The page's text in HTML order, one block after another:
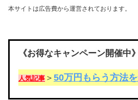
本サイトは広告費から運営されております。
《お得なキャンペーン開催中》
人気記事 ＞ 50万円もらう方法